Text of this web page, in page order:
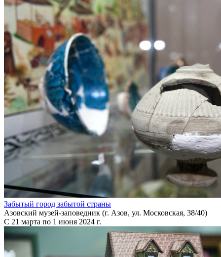
Забытый город забытой страны
Азовский музей-заповедник (г. Азов, ул. Московская, 38/40)
С 21 марта по 1 июня 2024 г.